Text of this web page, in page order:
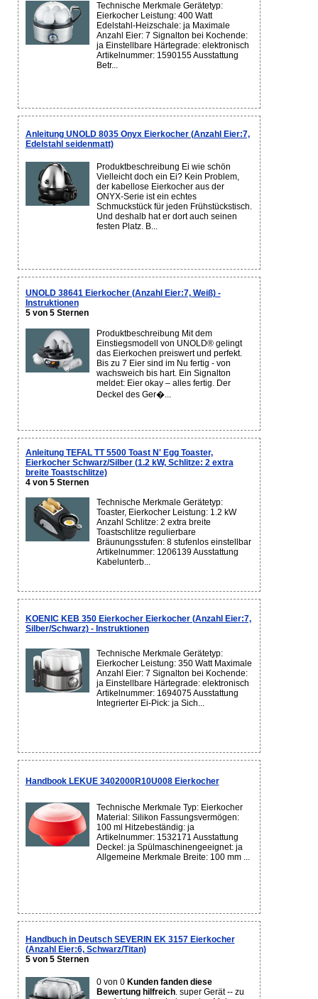
Technische Merkmale Gerätetyp:
Eierkocher Leistung: 400 Watt
Edelstahl-Heizschale: ja Maximale
Anzahl Eier: 7 Signalton bei Kochende:
ja Einstellbare Härtegrade: elektronisch
Artikelnummer: 1590155 Ausstattung
Betr...
Anleitung UNOLD 8035 Onyx Eierkocher (Anzahl Eier:7,
Edelstahl seidenmatt)
Produktbeschreibung Ei wie schön
Vielleicht doch ein Ei? Kein Problem,
der kabellose Eierkocher aus der
ONYX-Serie ist ein echtes
Schmuckstück für jeden Frühstückstisch.
Und deshalb hat er dort auch seinen
festen Platz. B...
UNOLD 38641 Eierkocher (Anzahl Eier:7, Weiß) -
Instruktionen
5 von 5 Sternen
Produktbeschreibung Mit dem
Einstiegsmodell von UNOLD® gelingt
das Eierkochen preiswert und perfekt.
Bis zu 7 Eier sind im Nu fertig - von
wachsweich bis hart. Ein Signalton
meldet: Eier okay – alles fertig. Der
Deckel des Ger�...
Anleitung TEFAL TT 5500 Toast N' Egg Toaster,
Eierkocher Schwarz/Silber (1.2 kW, Schlitze: 2 extra
breite Toastschlitze)
4 von 5 Sternen
Technische Merkmale Gerätetyp:
Toaster, Eierkocher Leistung: 1.2 kW
Anzahl Schlitze: 2 extra breite
Toastschlitze regulierbare
Bräunungsstufen: 8 stufenlos einstellbar
Artikelnummer: 1206139 Ausstattung
Kabelunterb...
KOENIC KEB 350 Eierkocher Eierkocher (Anzahl Eier:7,
Silber/Schwarz) - Instruktionen
Technische Merkmale Gerätetyp:
Eierkocher Leistung: 350 Watt Maximale
Anzahl Eier: 7 Signalton bei Kochende:
ja Einstellbare Härtegrade: elektronisch
Artikelnummer: 1694075 Ausstattung
Integrierter Ei-Pick: ja Sich...
Handbook LEKUE 3402000R10U008 Eierkocher
Technische Merkmale Typ: Eierkocher
Material: Silikon Fassungsvermögen:
100 ml Hitzebeständig: ja
Artikelnummer: 1532171 Ausstattung
Deckel: ja Spülmaschinengeeignet: ja
Allgemeine Merkmale Breite: 100 mm ...
Handbuch in Deutsch SEVERIN EK 3157 Eierkocher
(Anzahl Eier:6, Schwarz/Titan)
5 von 5 Sternen
0 von 0 Kunden fanden diese
Bewertung hilfreich. super Gerät -- zu